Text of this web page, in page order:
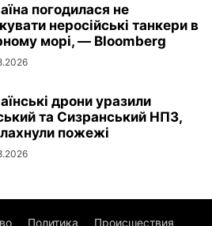
погодилася не
неросійські танкери в
морі, — Bloomberg
дрони уразили
та Сизранський НПЗ,
пожежі
Политика Происшествия